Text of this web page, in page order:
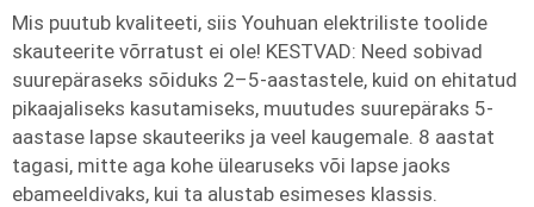
Mis puutub kvaliteeti, siis Youhuan elektriliste toolide
skauteerite võrratust ei ole! KESTVAD: Need sobivad
suurepäraseks sõiduks 2–5-aastastele, kuid on ehitatud
pikaajaliseks kasutamiseks, muutudes suurepäraks 5-
aastase lapse skauteeriks ja veel kaugemale. 8 aastat
tagasi, mitte aga kohe ülearuseks või lapse jaoks
ebameeldivaks, kui ta alustab esimeses klassis.